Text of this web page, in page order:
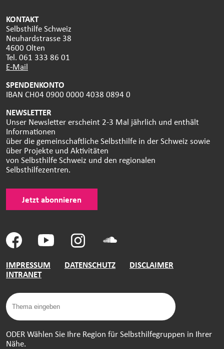
KONTAKT
Selbsthilfe Schweiz
Neuhardstrasse 38
4600 Olten
Tel. 061 333 86 01
E-Mail
SPENDENKONTO
IBAN CH04 0900 0000 4038 0894 0
NEWSLETTER
Unser Newsletter erscheint 2-3 Mal jährlich und enthält
Informationen
über die gemeinschaftliche Selbsthilfe in der Schweiz sowie
über Projekte und Aktivitäten
von Selbsthilfe Schweiz und den regionalen
Selbsthilfezentren.
Jetzt abonnieren
IMPRESSUM DATENSCHUTZ
DISCLAIMER
INTRANET
ODER Wählen Sie Ihre Region für Selbsthilfegruppen in Ihrer
Nähe.